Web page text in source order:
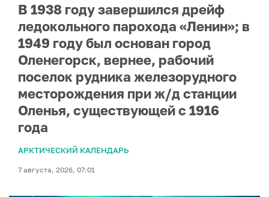
В 1938 году завершился дрейф
ледокольного парохода «Ленин»; в
1949 году был основан город
Оленегорск, вернее, рабочий
поселок рудника железорудного
месторождения при ж/д станции
Оленья, существующей с 1916
года
АРКТИЧЕСКИЙ КАЛЕНДАРЬ
7 августа, 2026, 07:01